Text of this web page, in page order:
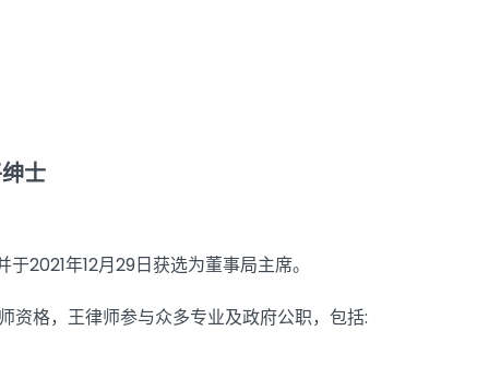
士
2021年12月29日获选为董事局主席。
资格，王律师参与众多专业及政府公职，包括: